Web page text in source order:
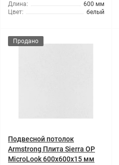
Длина:
600 мм
Цвет:
белый
Продано
Подвесной потолок
Armstrong Плита Sierra OP
MicroLook 600x600x15 мм